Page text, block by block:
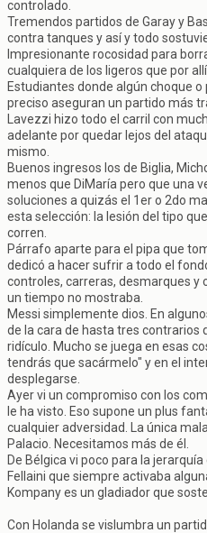
controlado.
Tremendos partidos de Garay y
contra tanques y así y todo
Impresionante rocosidad para
cualquiera de los ligeros que por
Estudiantes donde algún choque
preciso aseguran un partido más
Lavezzi hizo todo el carril con
adelante por quedar lejos del
mismo.
Buenos ingresos los de Biglia,
menos que DiMaría pero que una
soluciones a quizás el 1er o 2do
esta selección: la lesión del tipo
corren.
Párrafo aparte para el pipa que
dedicó a hacer sufrir a todo el
controles, carreras, desmarques y
un tiempo no mostraba.
Messi simplemente dios. En
de la cara de hasta tres contrarios
ridículo. Mucho se juega en esas
tendrás que sacármelo" y en el
desplegarse.
Ayer vi un compromiso con los
le ha visto. Eso supone un plus
cualquier adversidad. La única
Palacio. Necesitamos más de él.
De Bélgica vi poco para la
Fellaini que siempre activaba
Kompany es un gladiador que
Con Holanda se vislumbra un